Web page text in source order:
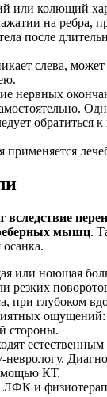
или колющий
на ребра,
после
слева,
нервных
обратиться к
применяется
вследствие
мышц.
или ноющая
резких
при глубоком
ощущений:
стороны.
естественным
неврологу.
КТ.
ЛФК и